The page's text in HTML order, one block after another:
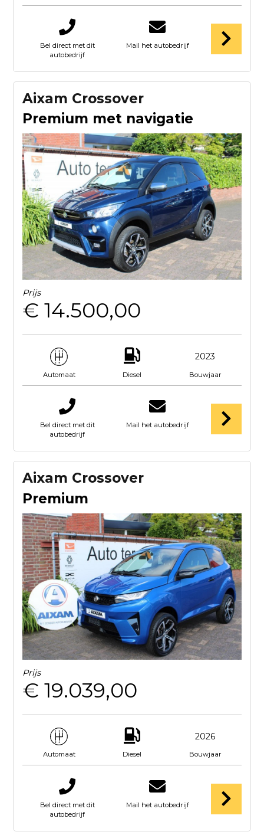
Bel direct met dit
autobedrijf
Mail het autobedrijf
Aixam Crossover
Premium met navigatie
Prijs
€ 14.500,00
Automaat Diesel
2023
Bouwjaar
Bel direct met dit
autobedrijf
Mail het autobedrijf
Aixam Crossover
Premium
Prijs
€ 19.039,00
Automaat Diesel
2026
Bouwjaar
Bel direct met dit
autobedrijf
Mail het autobedrijf